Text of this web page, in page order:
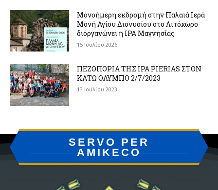
Μονοήμερη εκδρομή στην Παλαιά Ιερά
Μονή Αγίου Διονυσίου στο Λιτόχωρο
διοργανώνει η IPA Μαγνησίας
15 Ιουλίου 2026
ΠΕΖΟΠΟΡΙΑ ΤΗΣ IPA PIERIAS ΣΤΟΝ
ΚΑΤΩ ΟΛΥΜΠΟ 2/7/2023
13 Ιουλίου 2023
SERVO PER
AMIKECO